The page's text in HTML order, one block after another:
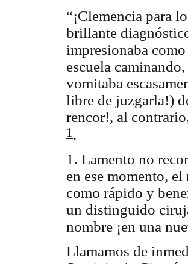
“¡Clemencia para
brillante
impresionaba
escuela
vomitaba
libre de juzgarla!)
rencor!, al
1 .
1. Lamento no
en ese momento,
como rápido y
un distinguido
nombre ¡en una
Llamamos de